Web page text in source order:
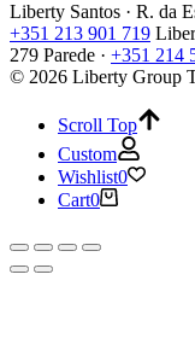
Liberty Santos · R. da
+351 213 901 719
279 Parede · +351 214
© 2026 Liberty Group
Scroll Top
Custom
Wishlist0
Cart0